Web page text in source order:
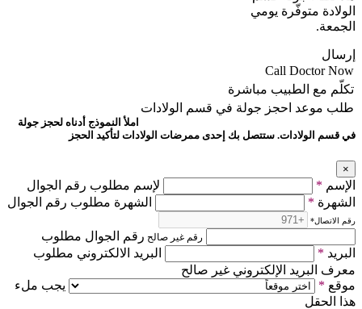
الولادة متوفّرة يومي
الجمعة.
إرسال
Call Doctor Now
تكلّم مع الطبيب مباشرة
طلب موعد احجز جولة في قسم الولادات
املأ النموذج أدناه لحجز جولة
في قسم الولادات. ستتصل بك إحدى ممرضات الولادات لتأكيد الحجز
×
الإسم *
لإسم مطلوب رقم الجوال
الشهرة * الشهرة مطلوب رقم الجوال
رقم الاتصال*
رقم غير صالح رقم الجوال مطلوب
البريد *
البريد الالكتروني مطلوب
معرف البريد الإلكتروني غير صالح
موقع *
يجب ملء
هذا الحقل